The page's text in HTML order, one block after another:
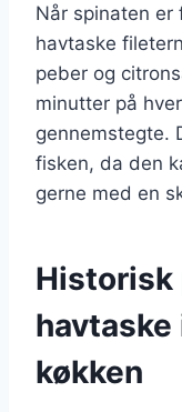
Når spinaten er
havtaske
peber og
minutter på
gennemstegte.
fisken, da den
gerne med en
Historisk
havtaske
køkken